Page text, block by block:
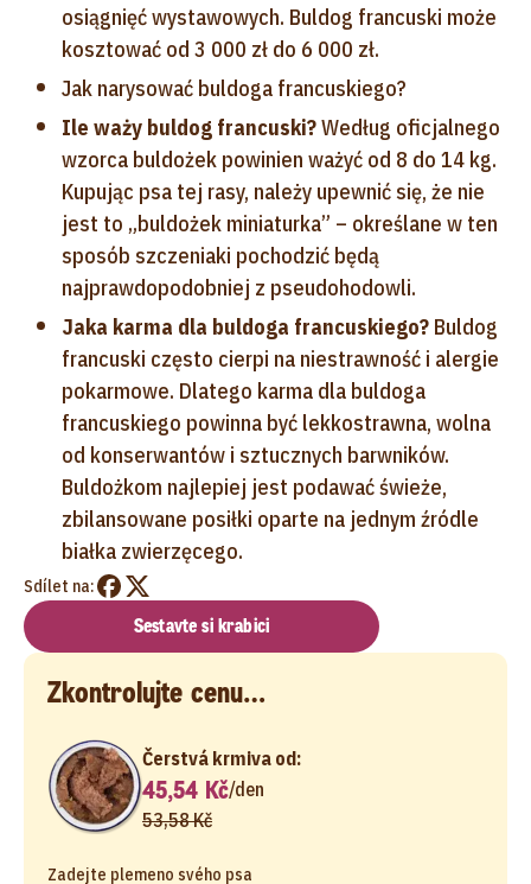
osiągnięć wystawowych. Buldog francuski może
kosztować od 3 000 zł do 6 000 zł.
Jak narysować buldoga francuskiego?
Ile waży buldog francuski?Według oficjalnego
wzorca buldożek powinien ważyć od 8 do 14 kg.
Kupując psa tej rasy, należy upewnić się, że nie
jest to „buldożek miniaturka” – określane w ten
sposób szczeniaki pochodzić będą
najprawdopodobniej z pseudohodowli.
Jaka karma dla buldoga francuskiego? Buldog
francuski często cierpi na niestrawność i alergie
pokarmowe. Dlatego karma dla buldoga
francuskiego powinna być lekkostrawna, wolna
od konserwantów i sztucznych barwników.
Buldożkom najlepiej jest podawać świeże,
zbilansowane posiłki oparte na jednym źródle
białka zwierzęcego.
Sdílet na:
Sestavte si krabici
Zkontrolujte cenu…
Zadejte plemeno svého psa
Čerstvá krmiva od:
45,54 Kč/den
53,58 Kč